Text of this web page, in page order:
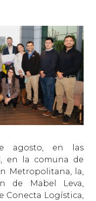
agosto, en las
, en la comuna de
Metropolitana, la,
de Mabel Leva,
Conecta Logística,